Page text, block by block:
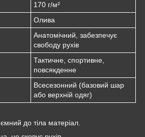
170 г/м²
Олива
Анатомічний, забезпечує
свободу рухів
Тактичне, спортивне,
повсякденне
Всесезонний (базовий шар
або верхній одяг)
до тіла матеріал.